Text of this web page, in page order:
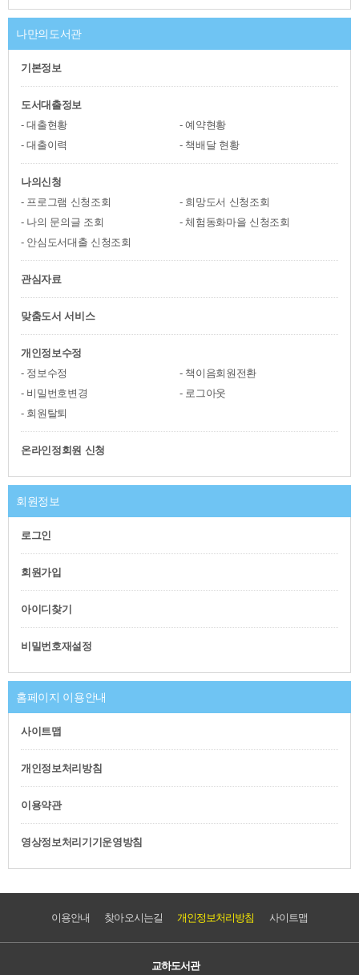
나만의도서관
기본정보
도서대출정보
대출현황
예약현황
대출이력
책배달 현황
나의신청
프로그램 신청조회
희망도서 신청조회
나의 문의글 조회
체험동화마을 신청조회
안심도서대출 신청조회
관심자료
맞춤도서 서비스
개인정보수정
정보수정
책이음회원전환
비밀번호변경
로그아웃
회원탈퇴
온라인정회원 신청
회원정보
로그인
회원가입
아이디찾기
비밀번호재설정
홈페이지 이용안내
사이트맵
개인정보처리방침
이용약관
영상정보처리기기운영방침
이용안내 찾아오시는길 개인정보처리방침 사이트맵
교하도서관